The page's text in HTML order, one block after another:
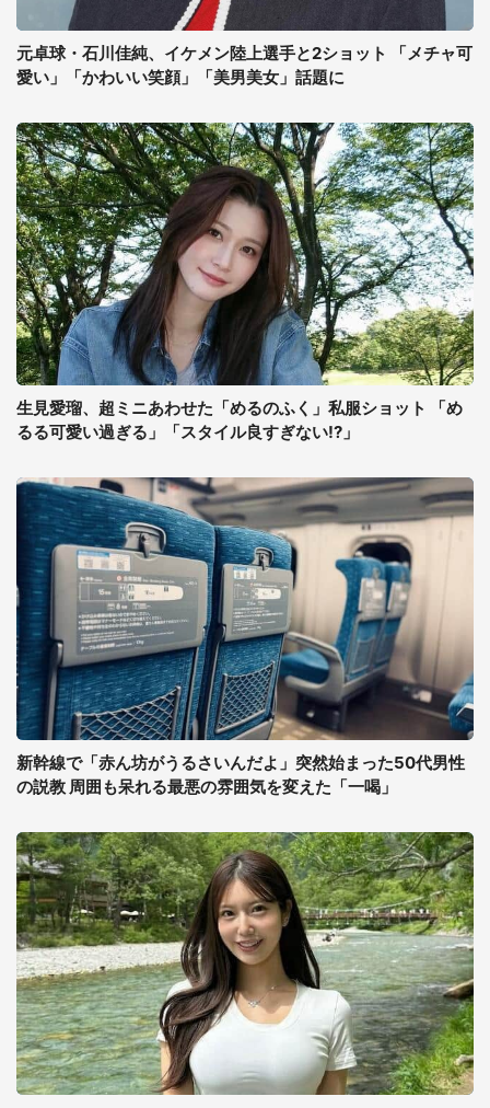
元卓球・石川佳純、イケメン陸上選手と2ショット 「メチャ可
愛い」「かわいい笑顔」「美男美女」話題に
生見愛瑠、超ミニあわせた「めるのふく」私服ショット 「め
るる可愛い過ぎる」「スタイル良すぎない!?」
新幹線で「赤ん坊がうるさいんだよ」突然始まった50代男性
の説教 周囲も呆れる最悪の雰囲気を変えた「一喝」